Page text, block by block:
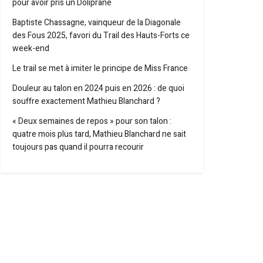
pour avoir pris un Doliprane
Baptiste Chassagne, vainqueur de la Diagonale
des Fous 2025, favori du Trail des Hauts-Forts ce
week-end
Le trail se met à imiter le principe de Miss France
Douleur au talon en 2024 puis en 2026 : de quoi
souffre exactement Mathieu Blanchard ?
« Deux semaines de repos » pour son talon :
quatre mois plus tard, Mathieu Blanchard ne sait
toujours pas quand il pourra recourir